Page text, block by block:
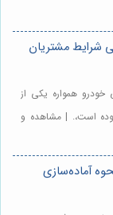
شرایط مشتریان
همواره یکی از
است،. | مشاهده و
آماده‌سازی